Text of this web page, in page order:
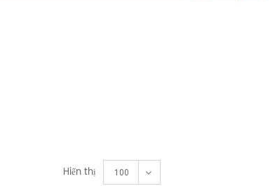
Hiển thị 100